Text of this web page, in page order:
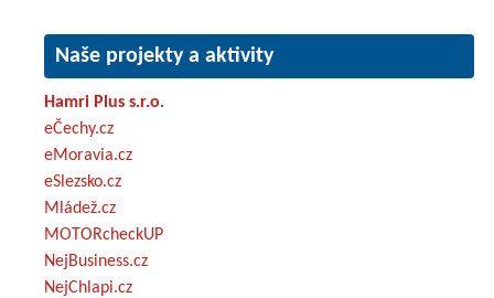
Naše projekty a aktivity
Hamri Plus s.r.o.
eČechy.cz
eMoravia.cz
eSlezsko.cz
Mládež.cz
MOTORcheckUP
NejBusiness.cz
NejChlapi.cz